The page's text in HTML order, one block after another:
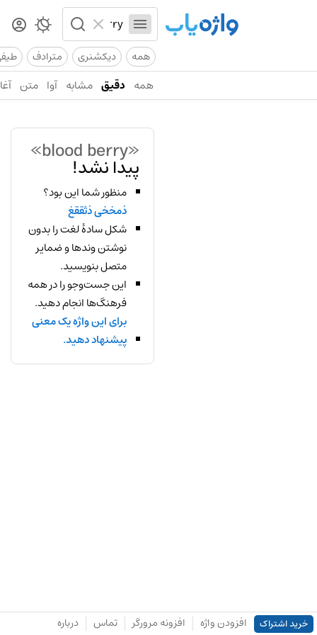
همه دیکشنری مترادف
همه دقیق مشابه آوا متن
«blood berry»
پیدا نشد!
منظور شما این بود؟
ذمخخی ذثققغ
شکل سادهٔ لغت را بدون
نوشتن وندها و ضمایر
متصل بنویسید.
این جست‌وجو را در همه
فرهنگ‌ها انجام دهید.
برای این واژه یک معنی
پیشنهاد دهید.
خرید اشتراک افزودن واژه افزونه مرورگر تماس درباره